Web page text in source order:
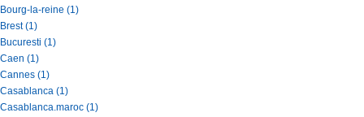
Bourg-la-reine (1)
Brest (1)
Bucuresti (1)
Caen (1)
Cannes (1)
Casablanca (1)
Casablanca.maroc (1)